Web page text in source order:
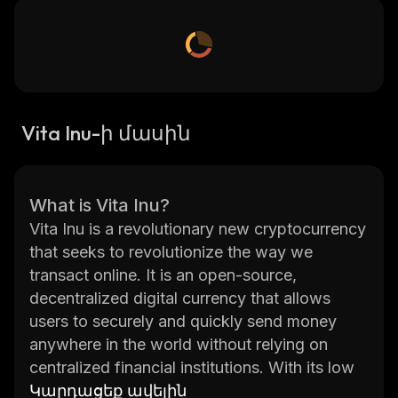
Vita Inu-ի մասին
What is Vita Inu?
Vita Inu is a revolutionary new cryptocurrency
that seeks to revolutionize the way we
transact online. It is an open-source,
decentralized digital currency that allows
users to securely and quickly send money
anywhere in the world without relying on
centralized financial institutions. With its low
transaction fees, fast transaction speeds, and
Կարդացեք ավելին